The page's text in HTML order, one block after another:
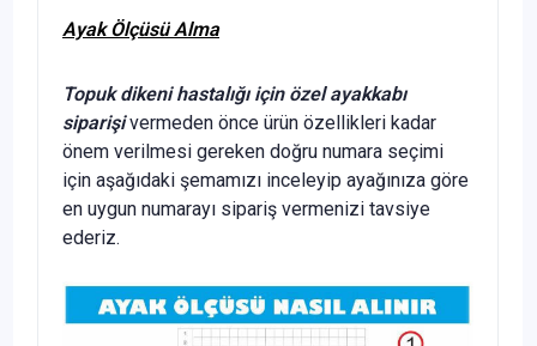
Ayak Ölçüsü Alma
Topuk dikeni hastalığı için özel ayakkabı
siparişivermeden önce ürün özellikleri kadar
önem verilmesi gereken doğru numara seçimi
için aşağıdaki şemamızı inceleyip ayağınıza göre
en uygun numarayı sipariş vermenizi tavsiye
ederiz.